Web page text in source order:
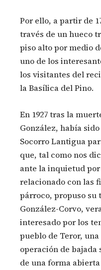
Por ello, a partir de
través de un hueco
piso alto por medio
uno de los
los visitantes del
la Basílica del Pino.
En 1927 tras la
González, había
Socorro Lantigua
que, tal como nos
ante la inquietud
relacionado con las
párroco, propuso su
González-Corvo,
interesado por los
pueblo de Teror,
operación de
de una forma